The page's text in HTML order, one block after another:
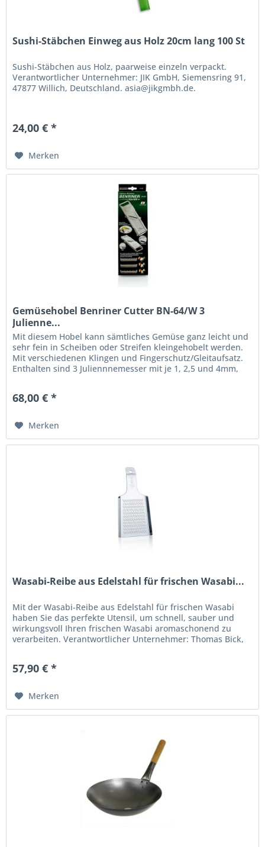
Sushi-Stäbchen Einweg aus Holz 20cm lang 100 St
Sushi-Stäbchen aus Holz, paarweise einzeln verpackt.
Verantwortlicher Unternehmer: JIK GmbH, Siemensring 91,
47877 Willich, Deutschland. asia@jikgmbh.de.
24,00 € *
Merken
Gemüsehobel Benriner Cutter BN-64/W 3
Julienne...
Mit diesem Hobel kann sämtliches Gemüse ganz leicht und
sehr fein in Scheiben oder Streifen kleingehobelt werden.
Mit verschiedenen Klingen und Fingerschutz/Gleitaufsatz.
Enthalten sind 3 Juliennnemesser mit je 1, 2,5 und 4mm,
68,00 € *
Merken
Wasabi-Reibe aus Edelstahl für frischen Wasabi...
Mit der Wasabi-Reibe aus Edelstahl für frischen Wasabi
haben Sie das perfekte Utensil, um schnell, sauber und
wirkungsvoll Ihren frischen Wasabi aromaschonend zu
verarbeiten. Verantwortlicher Unternehmer: Thomas Bick,
57,90 € *
Merken